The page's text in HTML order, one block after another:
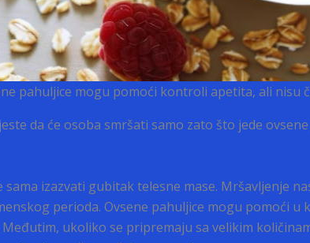
pahuljice mogu pomoći kontroli apetita, ali nisu
da će osoba smršati samo zato što jede
sama izazvati gubitak telesne mase. Mršavljenje
perioda. Ovsene pahuljice mogu pomoći
ukoliko se pripremaju sa velikim